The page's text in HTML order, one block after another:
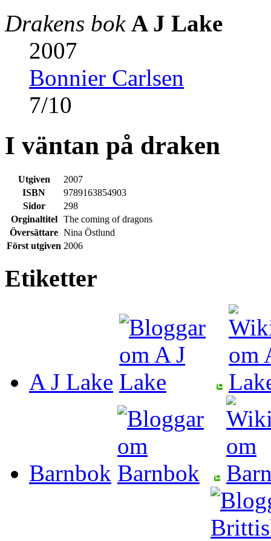
Drakens bok A J Lake
2007
Bonnier Carlsen
7/10
I väntan på draken
Utgiven
2007
ISBN
9789163854903
Sidor
298
Orginaltitel
The coming of dragons
Översättare Nina Östlund
Först utgiven 2006
Etiketter
A J Lake
Barnbok